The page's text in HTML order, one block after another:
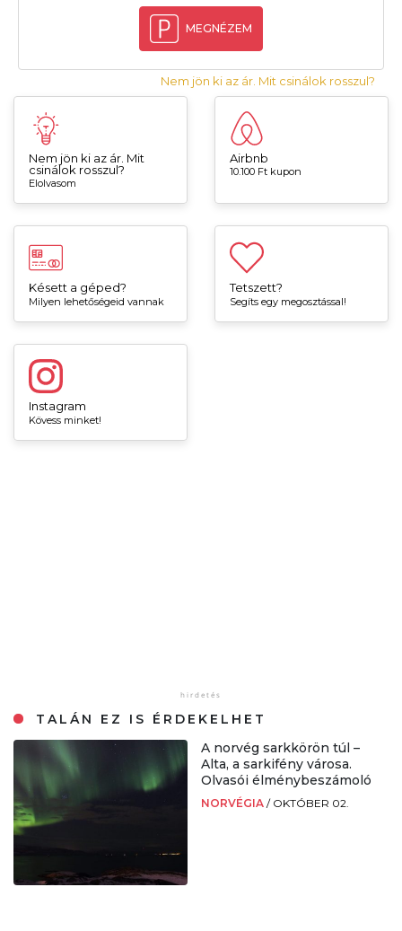
MEGNÉZEM
Nem jön ki az ár. Mit csinálok rosszul?
Nem jön ki az ár. Mit
csinálok rosszul?
Elolvasom
Airbnb
10.100 Ft kupon
Késett a géped?
Milyen lehetőségeid vannak
Tetszett?
Segíts egy megosztással!
Instagram
Kövess minket!
TALÁN EZ IS ÉRDEKELHET
A norvég sarkkörön túl –
Alta, a sarkifény városa.
Olvasói élménybeszámoló
NORVÉGIA / OKTÓBER 02.